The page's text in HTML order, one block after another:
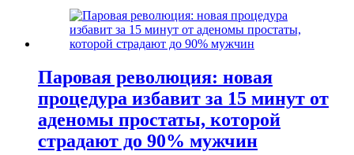
Паровая революция: новая
процедура избавит за 15 минут от
аденомы простаты, которой
страдают до 90% мужчин